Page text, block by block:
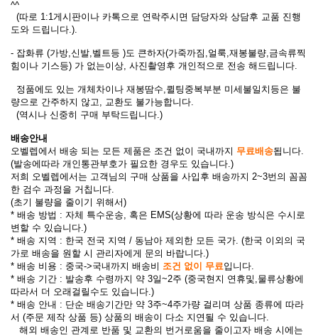
^^
(따로 1:1게시판이나 카톡으로 연락주시면 담당자와 상담후 교품 진행
도와 드립니다.)
- 잡화류 (가방,신발,벨트등 )도 큰하자(가죽까짐,얼룩,재봉불량,금속류찍
힘이나 기스등) 가 없는이상, 사진촬영후 개인적으로 전송 해드립니다.
정품에도 있는 개체차이나 재봉땀수,퀼팅중복부분 미세불일치등은 불
량으로 간주하지 않고, 교환도 불가능합니다.
(역시나 신중히 구매 부탁드립니다.)
배송안내
오벨렙에서 배송 되는 모든 제품은 조건 없이 국내까지 무료배송됩니다.
(발송에따라 개인통관부호가 필요한 경우도 있습니다.)
저희 오벨렙에서는 고객님의 구매 상품을 사입후 배송까지 2~3번의 꼼꼼
한 검수 과정을 거칩니다.
(초기 불량을 줄이기 위해서)
* 배송 방법 : 자체 특수운송, 혹은 EMS(상황에 따라 운송 방식은 수시로
변할 수 있습니다.)
* 배송 지역 : 한국 전국 지역 / 동남아 제외한 모든 국가. (한국 이외의 국
가로 배송을 원할 시 관리자에게 문의 바랍니다.)
* 배송 비용 : 중국->국내까지 배송비 조건 없이 무료입니다.
* 배송 기간 : 발송후 수령까지 약 3일~2주 (중국현지 연휴및,물류상황에
따라서 더 오래걸릴수도 있습니다.)
* 배송 안내 : 단순 배송기간만 약 3주~4주가량 걸리며 상품 종류에 따라
서 (주문 제작 상품 등) 상품의 배송이 다소 지연될 수 있습니다.
해외 배송인 관계로 반품 및 교환의 번거로움을 줄이고자 배송 시에는